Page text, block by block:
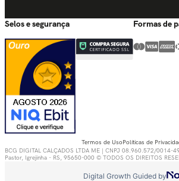
Selos e segurança Formas de
Termos de UsoPolíticas de
BCG DIGITAL CALÇADOS LTDA ME | CNPJ 08.960.572/0014-
Pastor, Igrejinha - RS, 95650-000 © TODOS OS DIREITOS
Digital Growth Guided by